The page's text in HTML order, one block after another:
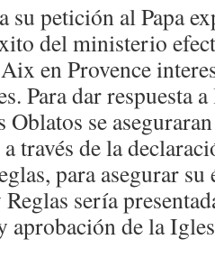
su petición al Papa
del ministerio
en Provence
Para dar respuesta
Oblatos se
través de la
para asegurar
sería
aprobación de la